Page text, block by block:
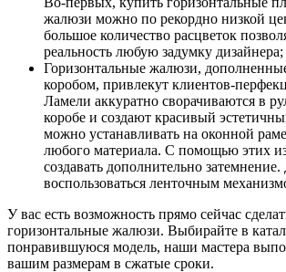
жалюзи можно по рекордно низкой
большое количество расцветок
реальность любую задумку дизайнера;
Горизонтальные жалюзи,
коробом, привлекут клиентов-
Ламели аккуратно сворачиваются в
коробе и создают красивый
можно устанавливать на оконной
любого материала. С помощью этих
создавать дополнительно
воспользоваться ленточным
У вас есть возможность прямо сейчас
горизонтальные жалюзи. Выбирайте в
понравившуюся модель, наши мастера
вашим размерам в сжатые сроки.